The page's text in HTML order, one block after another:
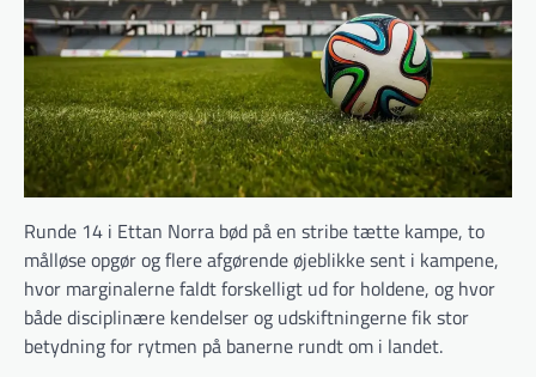
Runde 14 i Ettan Norra bød på en stribe tætte kampe, to
målløse opgør og flere afgørende øjeblikke sent i kampene,
hvor marginalerne faldt forskelligt ud for holdene, og hvor
både disciplinære kendelser og udskiftningerne fik stor
betydning for rytmen på banerne rundt om i landet.